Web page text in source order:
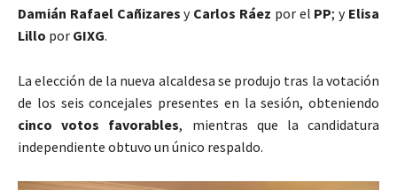
Damián Rafael Cañizares y Carlos Ráez por el PP; y Elisa
Lillo por GIXG.
La elección de la nueva alcaldesa se produjo tras la votación
de los seis concejales presentes en la sesión, obteniendo
cinco votos favorables, mientras que la candidatura
independiente obtuvo un único respaldo.